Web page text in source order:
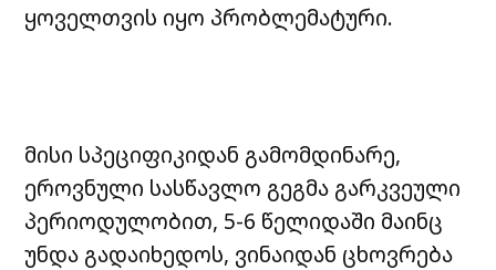
ყოველთვის იყო პრობლემატური.
მისი სპეციფიკიდან გამომდინარე,
ეროვნული სასწავლო გეგმა გარკვეული
პერიოდულობით, 5-6 წელიდაში მაინც
უნდა გადაიხედოს, ვინაიდან ცხოვრება